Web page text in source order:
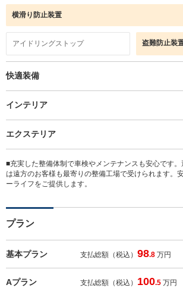
横滑り防止装置
アイドリングストップ 盗難防止装
快適装備
インテリア
エクステリア
■充実した整備体制で車検やメンテナンスも安心です
は遠方のお客様も最寄りの整備工場で受けられます。
ーライフをご提供します。
プラン
基本プラン 支払総額（税込）98.8 万円
Aプラン 支払総額（税込） 100.5 万円